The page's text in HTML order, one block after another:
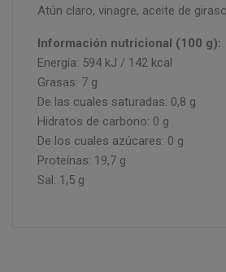
Atún claro, vinagre, aceite de
Información nutricional (100 g):
Energía: 594 kJ / 142 kcal
Grasas: 7 g
De las cuales saturadas: 0,8 g
Hidratos de carbono: 0 g
De los cuales azúcares: 0 g
Proteínas: 19,7 g
Sal: 1,5 g